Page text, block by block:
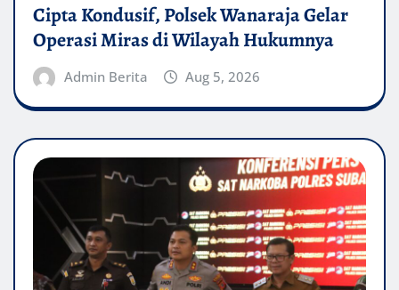
Cipta Kondusif, Polsek Wanaraja Gelar
Operasi Miras di Wilayah Hukumnya
Admin Berita Aug 5, 2026